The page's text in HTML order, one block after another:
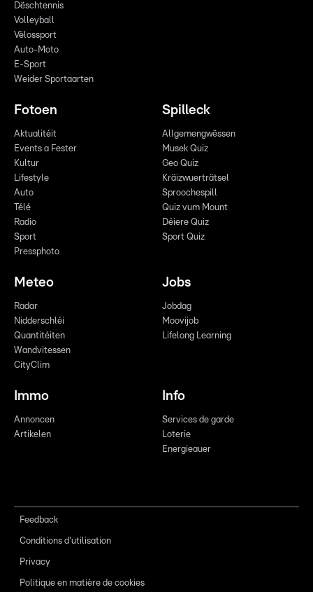
Dëschtennis
Volleyball
Vëlossport
Auto-Moto
E-Sport
Weider Sportaarten
Fotoen
Aktualitéit
Events a Fester
Kultur
Lifestyle
Auto
Télé
Radio
Sport
Pressphoto
Spilleck
Allgemengwëssen
Musek Quiz
Geo Quiz
Kräizwuerträtsel
Sproochespill
Quiz vum Mount
Déiere Quiz
Sport Quiz
Meteo
Radar
Nidderschléi
Quantitéiten
Wandvitessen
CityClim
Jobs
Jobdag
Moovijob
Lifelong Learning
Immo
Annoncen
Artikelen
Info
Services de garde
Loterie
Energieauer
Feedback
Conditions d'utilisation
Privacy
Politique en matière de cookies